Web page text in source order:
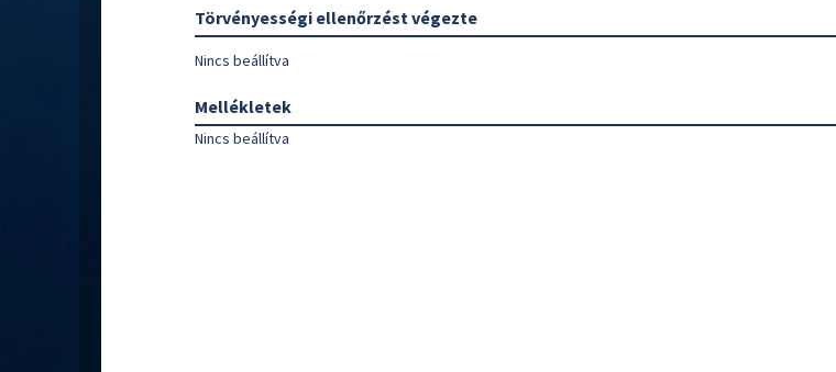
Törvényességi ellenőrzést végezte
Nincs beállítva
Mellékletek
Nincs beállítva